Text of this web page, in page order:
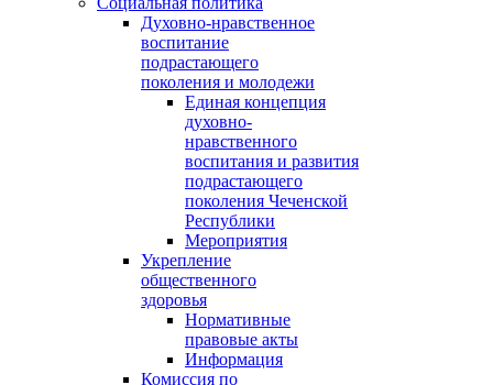
Духовно-нравственное
воспитание
подрастающего
поколения и молодежи
Единая концепция
духовно-
нравственного
воспитания и развития
подрастающего
поколения Чеченской
Республики
Мероприятия
Укрепление
общественного
здоровья
Нормативные
правовые акты
Информация
Комиссия по